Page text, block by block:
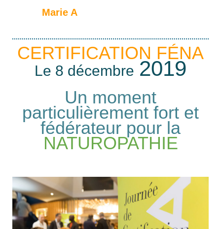
Marie A
CERTIFICATION FÉNA
Le 8 décembre 2019
Un moment
particulièrement fort et
fédérateur pour la
NATUROPATHIE